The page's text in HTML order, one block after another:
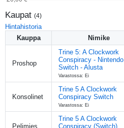
Kaupat (4)
Hintahistoria
Kauppa
Nimike
Proshop
Trine 5: A Clockwork
Conspiracy - Nintendo
Switch - Alusta
Varastossa: Ei
Konsolinet
Trine 5 A Clockwork
Conspiracy Switch
Varastossa: Ei
Pelimies
Trine 5 A Clockwork
Conspiracy (Switch)